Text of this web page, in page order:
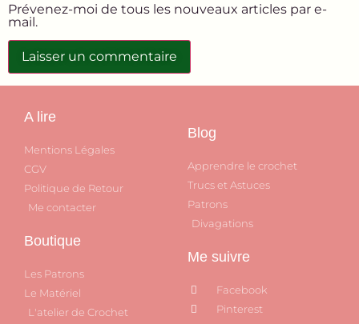
Prévenez-moi de tous les nouveaux articles par e-
mail.
A lire
Mentions Légales
CGV
Politique de Retour
Me contacter
Boutique
Les Patrons
Le Matériel
L'atelier de Crochet
Blog
Apprendre le crochet
Trucs et Astuces
Patrons
Divagations
Me suivre
Facebook
Pinterest